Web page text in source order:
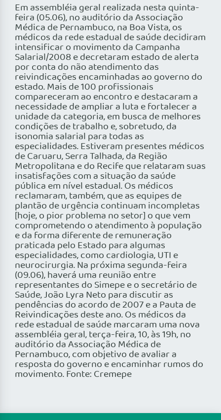
Em assembléia geral realizada nesta quinta-
feira (05.06), no auditório da Associação
Médica de Pernambuco, na Boa Vista, os
médicos da rede estadual de saúde decidiram
intensificar o movimento da Campanha
Salarial/2008 e decretaram estado de alerta
por conta do não atendimento das
reivindicações encaminhadas ao governo do
estado. Mais de 100 profissionais
compareceram ao encontro e destacaram a
necessidade de ampliar a luta e fortalecer a
unidade da categoria, em busca de melhores
condições de trabalho e, sobretudo, da
isonomia salarial para todas as
especialidades. Estiveram presentes médicos
de Caruaru, Serra Talhada, da Região
Metropolitana e do Recife que relataram suas
insatisfações com a situação da saúde
pública em nível estadual. Os médicos
reclamaram, também, que as equipes de
plantão de urgência continuam incompletas
[hoje, o pior problema no setor] o que vem
comprometendo o atendimento à população
e da forma diferente de remuneração
praticada pelo Estado para algumas
especialidades, como cardiologia, UTI e
neurocirurgia. Na próxima segunda-feira
(09.06), haverá uma reunião entre
representantes do Simepe e o secretário de
Saúde, João Lyra Neto para discutir as
pendências do acordo de 2007 e a Pauta de
Reivindicações deste ano. Os médicos da
rede estadual de saúde marcaram uma nova
assembléia geral, terça-feira, 10, às 19h, no
auditório da Associação Médica de
Pernambuco, com objetivo de avaliar a
resposta do governo e encaminhar rumos do
movimento. Fonte: Cremepe